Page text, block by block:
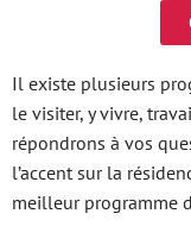
Il existe plusieurs
le visiter, y vivre,
répondrons à vos
l’accent sur la
meilleur programme